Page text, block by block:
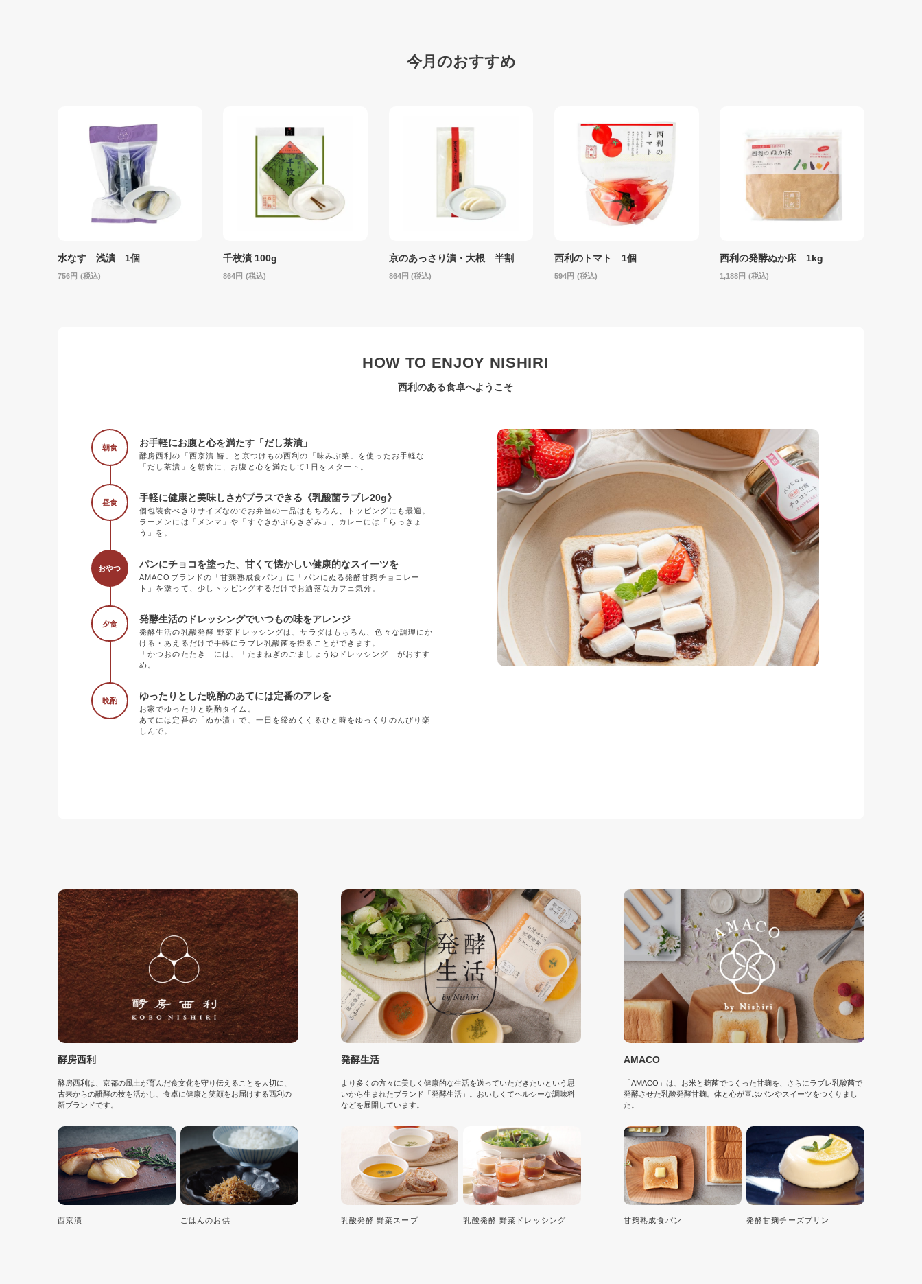
今月のおすすめ
水なす 浅漬 1個
756 (税込)
千枚漬 100g
864 (税込)
京のあっさり漬・大根 半割
864 (税込)
西利のトマト 1個
594 (税込)
西利の発酵ぬか床 1kg
1,188 (税込)
HOW TO ENJOY NISHIRI
西利のある食卓へようこそ
朝食 お手軽にお腹と心を満たす「だし茶漬」
酵房西利の「西京漬 鰆」と京つけもの西利の「味みぶ菜」を使ったお手軽な
「だし茶漬」を朝食に、お腹と心を満たして1日をスタート。
昼食 手軽に健康と美味しさがプラスできる《乳酸菌ラブレ20g》
個包装食べきりサイズなのでお弁当の一品はもちろん、トッピングにも最適。
ラーメンには「メンマ」や「すぐきかぶらきざみ」、カレーには「らっきょ
う」を。
おやつ パンにチョコを塗った、甘くて懐かしい健康的なスイーツを
AMACOブランドの「甘麹熟成食パン」に「パンにぬる発酵甘麹チョコレー
ト」を塗って、少しトッピングするだけでお洒落なカフェ気分。
夕食 発酵生活のドレッシングでいつもの味をアレンジ
発酵生活の乳酸発酵 野菜ドレッシングは、サラダはもちろん、色々な調理にか
ける・あえるだけで手軽にラブレ乳酸菌を摂ることができます。
「かつおのたたき」には、「たまねぎのごましょうゆドレッシング」がおすす
め。
晩酌 ゆったりとした晩酌のあてには定番のアレを
お家でゆったりと晩酌タイム。
あてには定番の「ぬか漬」で、一日を締めくくるひと時をゆっくりのんびり楽
しんで。
酵房西利
酵房西利は、京都の風土が育んだ食文化を守り伝えることを大切に、
古来からの醗酵の技を活かし、食卓に健康と笑顔をお届けする西利の
新ブランドです。
西京漬 ごはんのお供
発酵生活
より多くの方々に美しく健康的な生活を送っていただきたいという思
いから生まれたブランド「発酵生活」。おいしくてヘルシーな調味料
などを展開しています。
乳酸発酵 野菜スープ 乳酸発酵 野菜ドレッシング
AMACO
「AMACO」は、お米と麹菌でつくった甘麹を、さらにラブレ乳酸菌で
発酵させた乳酸発酵甘麹。体と心が喜ぶパンやスイーツをつくりまし
た。
甘麹熟成食パン 発酵甘麹チーズプリン